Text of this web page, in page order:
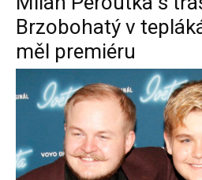
Brzobohatý v
měl premiéru